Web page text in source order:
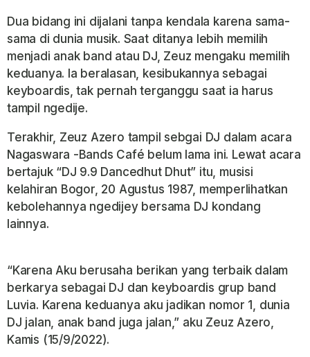
Dua bidang ini dijalani tanpa kendala karena sama-
sama di dunia musik. Saat ditanya Iebih memilih
menjadi anak band atau DJ, Zeuz mengaku memilih
keduanya. Ia beralasan, kesibukannya sebagai
keyboardis, tak pernah terganggu saat ia harus
tampil ngedije.
Terakhir, Zeuz Azero tampil sebgai DJ dalam acara
Nagaswara -Bands Café belum lama ini. Lewat acara
bertajuk “DJ 9.9 Dancedhut Dhut” itu, musisi
kelahiran Bogor, 20 Agustus 1987, memperlihatkan
kebolehannya ngedijey bersama DJ kondang
lainnya.
“Karena Aku berusaha berikan yang terbaik dalam
berkarya sebagai DJ dan keyboardis grup band
Luvia. Karena keduanya aku jadikan nomor 1, dunia
DJ jalan, anak band juga jalan,” aku Zeuz Azero,
Kamis (15/9/2022).